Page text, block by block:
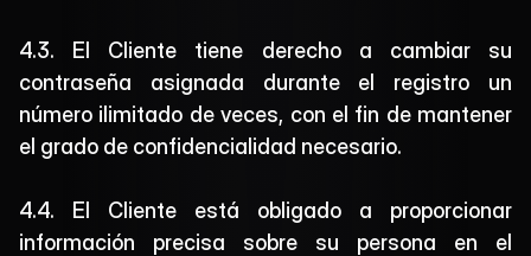
4.3. El Cliente tiene derecho a cambiar su
contraseña asignada durante el registro un
número ilimitado de veces, con el fin de mantener
el grado de confidencialidad necesario.
4.4. El Cliente está obligado a proporcionar
información precisa sobre su persona en el